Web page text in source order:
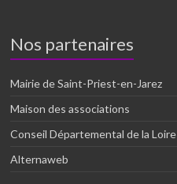
Nos partenaires
Mairie de Saint-Priest-en-Jarez
Maison des associations
Conseil Départemental de la Loire
Alternaweb